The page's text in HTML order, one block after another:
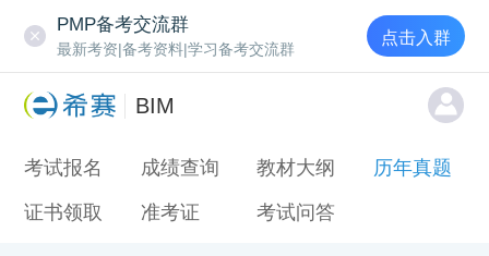
PMP备考交流群
最新考资|备考资料|学习备考交流群
点击入群
BIM
考试报名 成绩查询 教材大纲 历年真题
证书领取 准考证 考试问答